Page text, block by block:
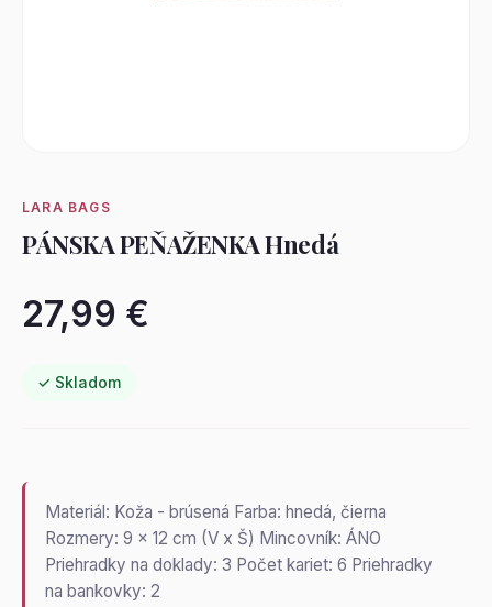
LARA BAGS
PÁNSKA PEŇAŽENKA Hnedá
27,99 €
✓ Skladom
Materiál: Koža - brúsená Farba: hnedá, čierna
Rozmery: 9 x 12 cm (V x Š) Mincovník: ÁNO
Priehradky na doklady: 3 Počet kariet: 6 Priehradky
na bankovky: 2